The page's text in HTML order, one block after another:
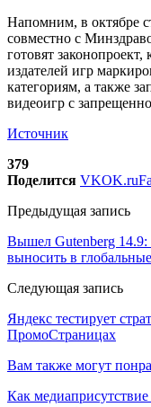
Напомним, в октябре
совместно с
готовят
издателей игр
категориям, а также
видеоигр с
Источник
379
Поделится VKOK.ru
Предыдущая запись
Вышел Gutenberg 14.9:
выносить в
Следующая запись
Яндекс тестирует
ПромоСтраницах
Вам также могут
Как